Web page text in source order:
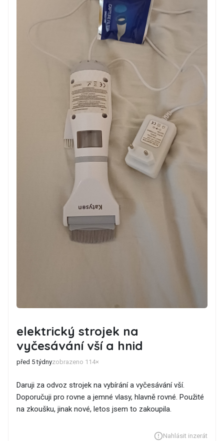
elektrický strojek na
vyčesávání vší a hnid
před 5 týdnyzobrazeno 114×
Daruji za odvoz strojek na vybírání a vyčesávání vší.
Doporučuji pro rovne a jemné vlasy, hlavně rovné. Použité
na zkoušku, jinak nové, letos jsem to zakoupila.
Nahlásit inzerát